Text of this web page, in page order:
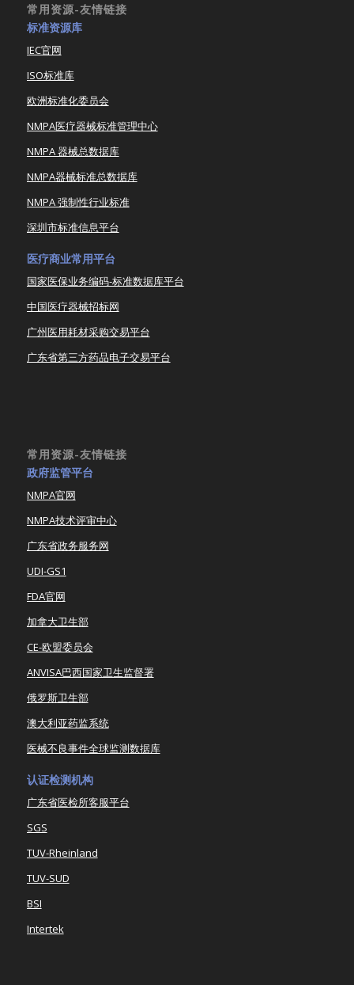
常用资源-友情链接
标准资源库
IEC官网
ISO标准库
欧洲标准化委员会
NMPA医疗器械标准管理中心
NMPA 器械总数据库
NMPA器械标准总数据库
NMPA 强制性行业标准
深圳市标准信息平台
医疗商业常用平台
国家医保业务编码-标准数据库平台
中国医疗器械招标网
广州医用耗材采购交易平台
广东省第三方药品电子交易平台
常用资源-友情链接
政府监管平台
NMPA官网
NMPA技术评审中心
广东省政务服务网
UDI-GS1
FDA官网
加拿大卫生部
CE-欧盟委员会
ANVISA巴西国家卫生监督署
俄罗斯卫生部
澳大利亚药监系统
医械不良事件全球监测数据库
认证检测机构
广东省医检所客服平台
SGS
TUV-Rheinland
TUV-SUD
BSI
Intertek